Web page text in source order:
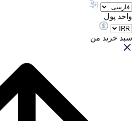
واحد پول
سبد خرید من